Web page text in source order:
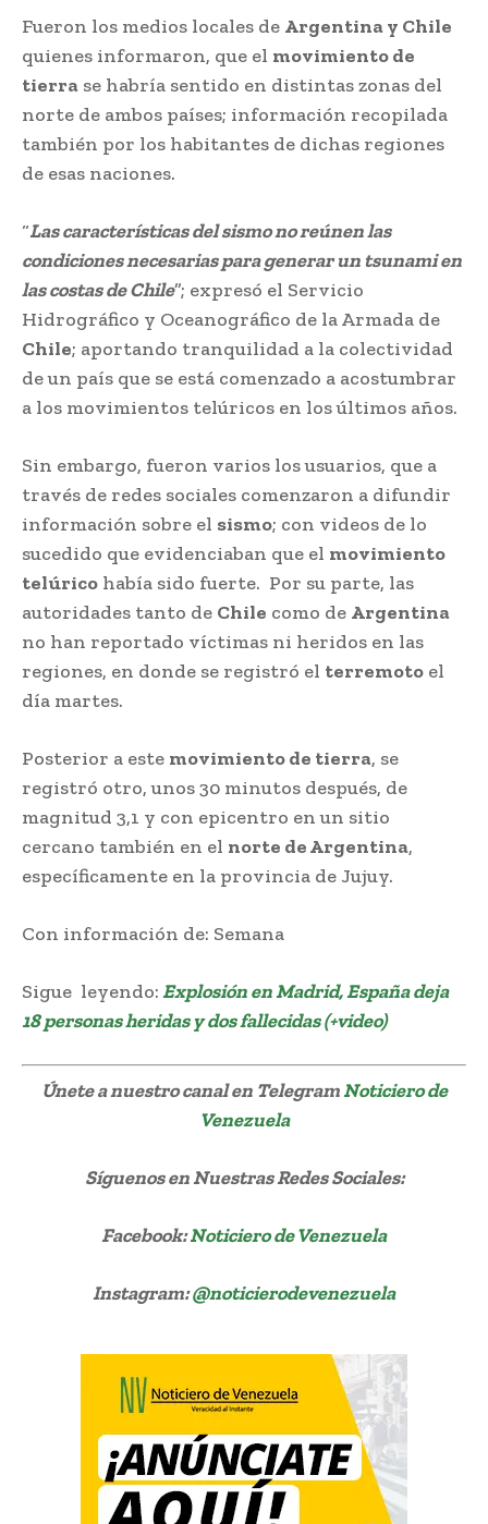
Fueron los medios locales de Argentina y Chile
quienes informaron, que el movimiento de
tierra se habría sentido en distintas zonas del
norte de ambos países; información recopilada
también por los habitantes de dichas regiones
de esas naciones.
“Las características del sismo no reúnen las
condiciones necesarias para generar un tsunami en
las costas de Chile”; expresó el Servicio
Hidrográfico y Oceanográfico de la Armada de
Chile; aportando tranquilidad a la colectividad
de un país que se está comenzado a acostumbrar
a los movimientos telúricos en los últimos años.
Sin embargo, fueron varios los usuarios, que a
través de redes sociales comenzaron a difundir
información sobre el sismo; con videos de lo
sucedido que evidenciaban que el movimiento
telúrico había sido fuerte. Por su parte, las
autoridades tanto de Chile como de Argentina
no han reportado víctimas ni heridos en las
regiones, en donde se registró el terremoto el
día martes.
Posterior a este movimiento de tierra, se
registró otro, unos 30 minutos después, de
magnitud 3,1 y con epicentro en un sitio
cercano también en el norte de Argentina,
específicamente en la provincia de Jujuy.
Con información de: Semana
Sigue leyendo:Explosión en Madrid, España deja
18 personas heridas y dos fallecidas (+video)
Únete a nuestro canal en TelegramNoticiero de
Venezuela
Síguenosen Nuestras Redes Sociales:
Facebook:Noticiero de Venezuela
Instagram:@noticierodevenezuela